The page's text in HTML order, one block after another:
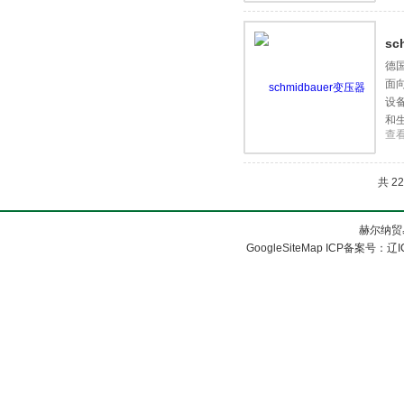
德
面
设
和
查
共
赫尔纳
GoogleSiteMap ICP备案号：辽